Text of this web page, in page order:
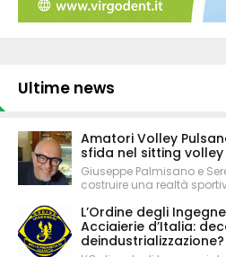
Ultime news
Amatori Volley
sfida nel sitting volley
Giuseppe Palmisano e
costruire una realtà
L’Ordine degli
Acciaierie d’Italia:
deindustrializzazione?